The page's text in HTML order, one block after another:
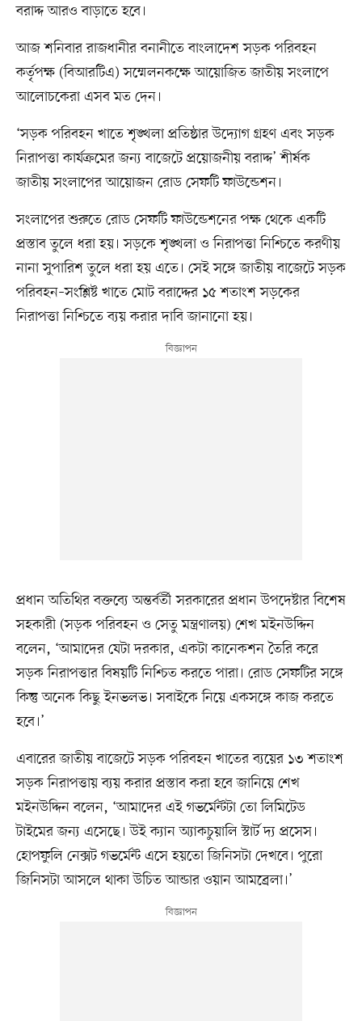
বরাদ্দ আরও বাড়াতে হবে।
আজ শনিবার রাজধানীর বনানীতে বাংলাদেশ সড়ক পরিবহন
কর্তৃপক্ষ (বিআরটিএ) সম্মেলনকক্ষে আয়োজিত জাতীয় সংলাপে
আলোচকেরা এসব মত দেন।
‘সড়ক পরিবহন খাতে শৃঙ্খলা প্রতিষ্ঠার উদ্যোগ গ্রহণ এবং সড়ক
নিরাপত্তা কার্যক্রমের জন্য বাজেটে প্রয়োজনীয় বরাদ্দ’ শীর্ষক
জাতীয় সংলাপের আয়োজন রোড সেফটি ফাউন্ডেশন।
সংলাপের শুরুতে রোড সেফটি ফাউন্ডেশনের পক্ষ থেকে একটি
প্রস্তাব তুলে ধরা হয়। সড়কে শৃঙ্খলা ও নিরাপত্তা নিশ্চিতে করণীয়
নানা সুপারিশ তুলে ধরা হয় এতে। সেই সঙ্গে জাতীয় বাজেটে সড়ক
পরিবহন–সংশ্লিষ্ট খাতে মোট বরাদ্দের ১৫ শতাংশ সড়কের
নিরাপত্তা নিশ্চিতে ব্যয় করার দাবি জানানো হয়।
প্রধান অতিথির বক্তব্যে অন্তর্বর্তী সরকারের প্রধান উপদেষ্টার বিশেষ
সহকারী (সড়ক পরিবহন ও সেতু মন্ত্রণালয়) শেখ মইনউদ্দিন
বলেন, ‘আমাদের যেটা দরকার, একটা কানেকশন তৈরি করে
সড়ক নিরাপত্তার বিষয়টি নিশ্চিত করতে পারা। রোড সেফটির সঙ্গে
কিন্তু অনেক কিছু ইনভলভ। সবাইকে নিয়ে একসঙ্গে কাজ করতে
হবে।’
এবারের জাতীয় বাজেটে সড়ক পরিবহন খাতের ব্যয়ের ১৩ শতাংশ
সড়ক নিরাপত্তায় ব্যয় করার প্রস্তাব করা হবে জানিয়ে শেখ
মইনউদ্দিন বলেন, ‘আমাদের এই গভর্মেন্টটা তো লিমিটেড
টাইমের জন্য এসেছে। উই ক্যান অ্যাকচুয়ালি স্টার্ট দ্য প্রসেস।
হোপফুলি নেক্সট গভর্মেন্ট এসে হয়তো জিনিসটা দেখবে। পুরো
জিনিসটা আসলে থাকা উচিত আন্ডার ওয়ান আমব্রেলা।’